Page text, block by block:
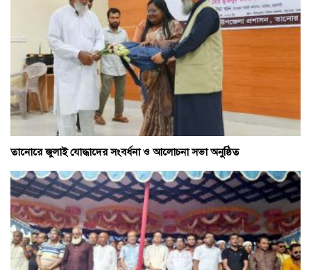
তানোরে জুলাই যোদ্ধাদের সংবর্ধনা ও আলোচনা সভা অনুষ্ঠিত